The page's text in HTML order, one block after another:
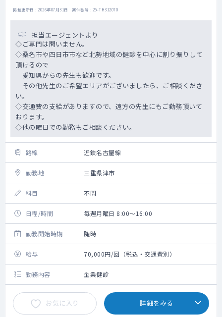
掲載更新日 : 2026年07月31日 案件番号 : 25-TH312070
担当エージェントより
◇ご専門は問いません。
◇桑名市や四日市市など北勢地域の健診を中心に割り振りして
頂けるので
愛知県からの先生も歓迎です。
その他先生のご希望エリアがございましたら、ご相談くださ
い。
◇交通費の支給がありますので、遠方の先生にもご勤務頂いて
おります。
◇他の曜日での勤務もご相談ください。
路線 近鉄名古屋線
勤務地 三重県津市
科目 不問
日程/時間 毎週月曜日 8:00～16:00
勤務開始時期 随時
給与 70,000円/回（税込・交通費別）
勤務内容 企業健診
お気に入り 詳細をみる